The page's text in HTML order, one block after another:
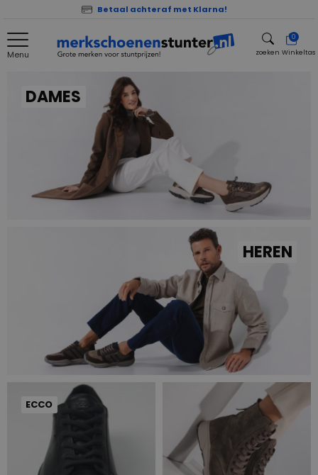
Betaal achteraf met Klarna!
Menu zoeken
0
Winkeltas
DAMES
HEREN
ECCO